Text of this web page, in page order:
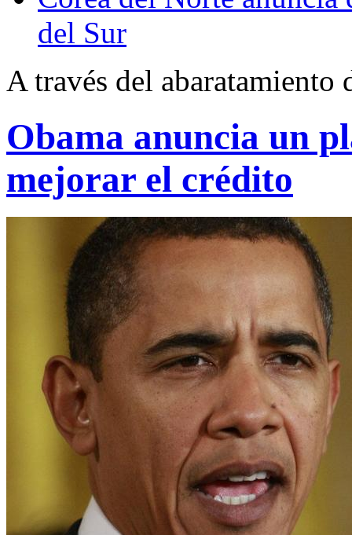
del Sur
A través del abaratamiento
Obama anuncia un
mejorar el crédito